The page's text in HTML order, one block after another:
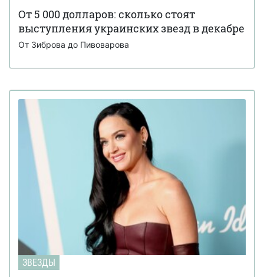
От 5 000 долларов: сколько стоят
выступления украинских звезд в декабре
От Зиброва до Пивоварова
ЗВЕЗДЫ